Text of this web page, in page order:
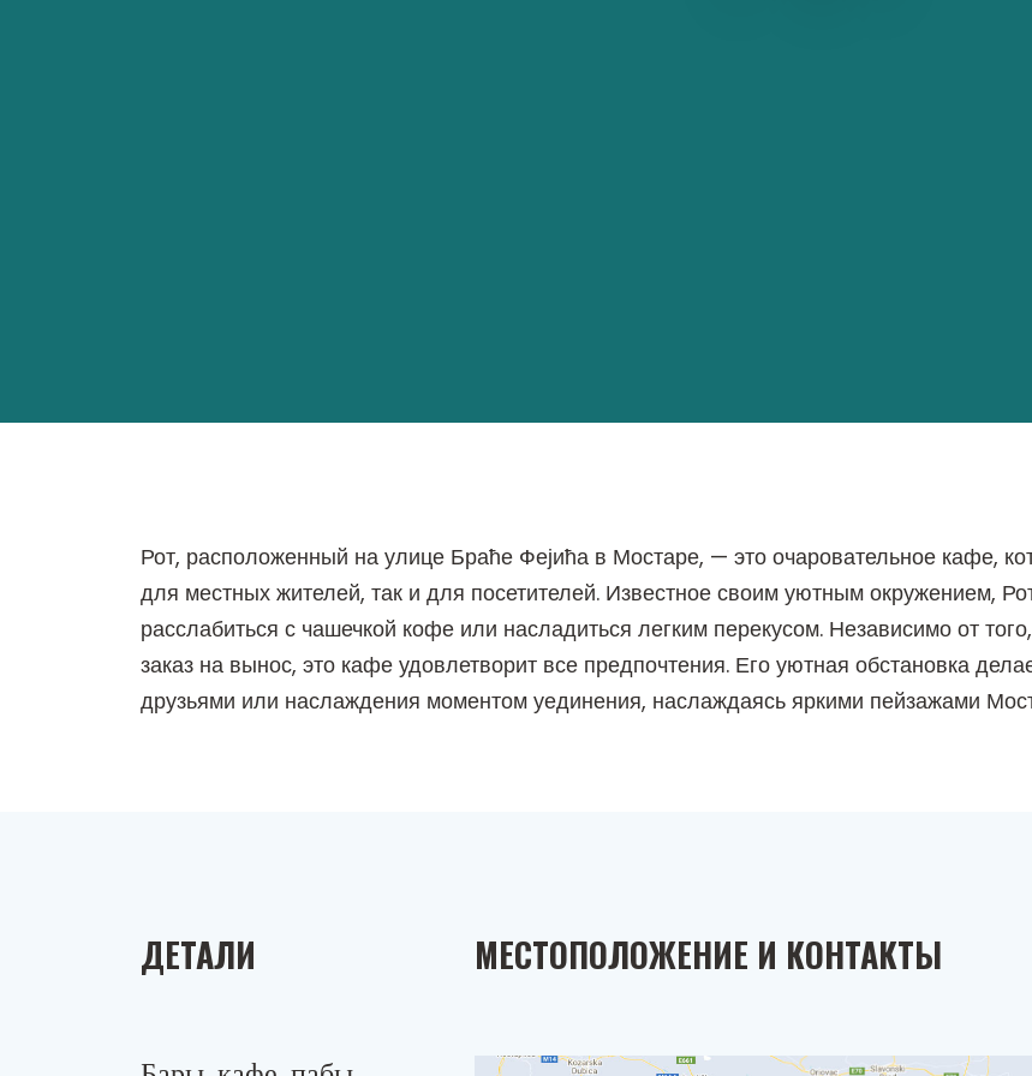
Рот, расположенный на улице Браће Фејића в Мостаре, — это очаровательное кафе,
для местных жителей, так и для посетителей. Известное своим уютным окружением,
расслабиться с чашечкой кофе или насладиться легким перекусом. Независимо от
заказ на вынос, это кафе удовлетворит все предпочтения. Его уютная обстановка
друзьями или наслаждения моментом уединения, наслаждаясь яркими пейзажами
ДЕТАЛИ МЕСТОПОЛОЖЕНИЕ И КОНТАКТЫ